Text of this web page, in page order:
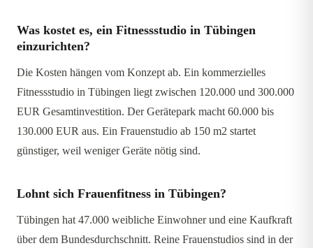
Was kostet es, ein Fitnessstudio in Tübingen
einzurichten?
Die Kosten hängen vom Konzept ab. Ein kommerzielles
Fitnessstudio in Tübingen liegt zwischen 120.000 und 300.000
EUR Gesamtinvestition. Der Gerätepark macht 60.000 bis
130.000 EUR aus. Ein Frauenstudio ab 150 m2 startet
günstiger, weil weniger Geräte nötig sind.
Lohnt sich Frauenfitness in Tübingen?
Tübingen hat 47.000 weibliche Einwohner und eine Kaufkraft
über dem Bundesdurchschnitt. Reine Frauenstudios sind in der